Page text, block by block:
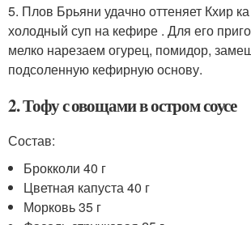
5. Плов Брьяни удачно оттеняет Кхир
холодный суп на кефире . Для его
мелко нарезаем огурец, помидор,
подсоленную кефирную основу.
2. Тофу с овощами в остром соусе
Состав:
Брокколи 40 г
Цветная капуста 40 г
Морковь 35 г